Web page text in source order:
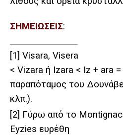
ΣΗΜΕΙΩΣΕΙΣ:
[1] Visara, Visera
< Vizara ή Izara < Iz + ara =
παραπόταμος του
κλπ.).
[2] Γύρω από το
Eyzies ευρέθη